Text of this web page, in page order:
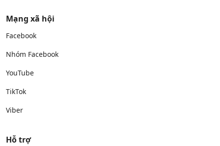
Mạng xã hội
Facebook
Nhóm Facebook
YouTube
TikTok
Viber
Hỗ trợ